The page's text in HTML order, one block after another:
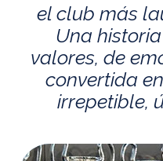
el club más
Una
valores, de
convertida
irrepetible,